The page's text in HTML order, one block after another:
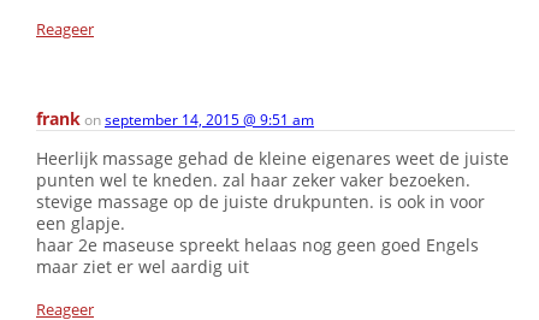
Reageer
frankonseptember 14, 2015 @ 9:51 am
Heerlijk massage gehad de kleine eigenares weet de juiste
punten wel te kneden. zal haar zeker vaker bezoeken.
stevige massage op de juiste drukpunten. is ook in voor
een glapje.
haar 2e maseuse spreekt helaas nog geen goed Engels
maar ziet er wel aardig uit
Reageer